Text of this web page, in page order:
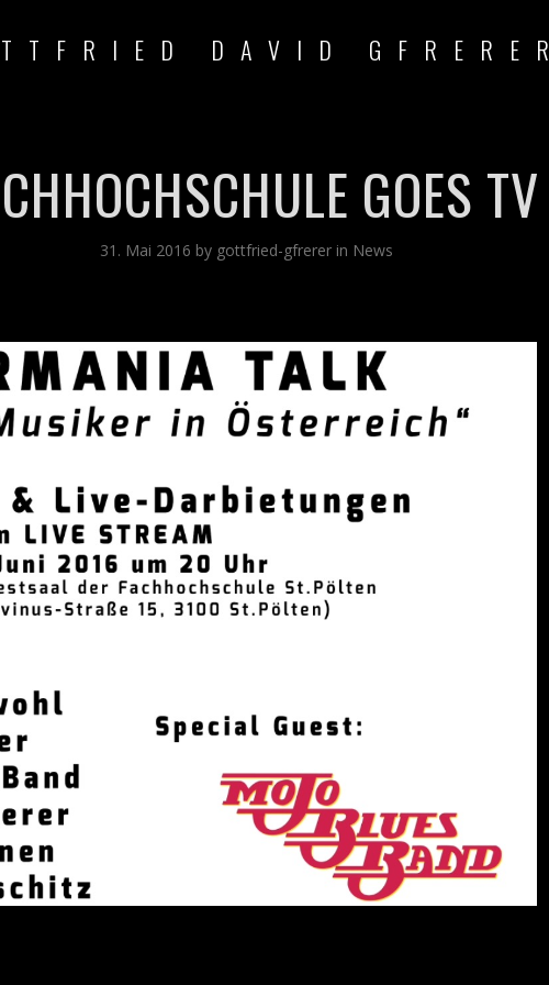
DAVID GFRERER
GOES TV
31. Mai 2016 by gottfried-gfrerer in News